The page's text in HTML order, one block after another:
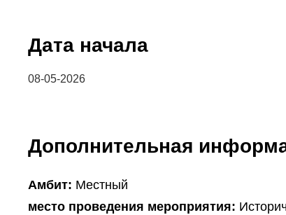
Дата начала
08-05-2026
Дополнительная
Амбит: Местный
место проведения мероприятия: